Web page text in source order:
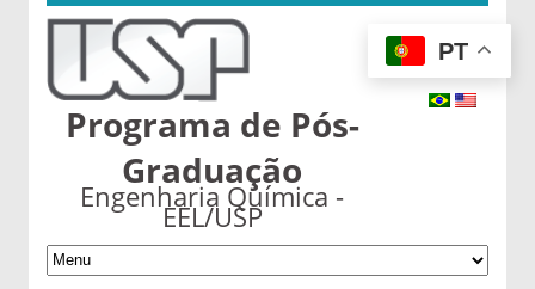
Programa de Pós-
Graduação
Engenharia Química -
EEL/USP
PT